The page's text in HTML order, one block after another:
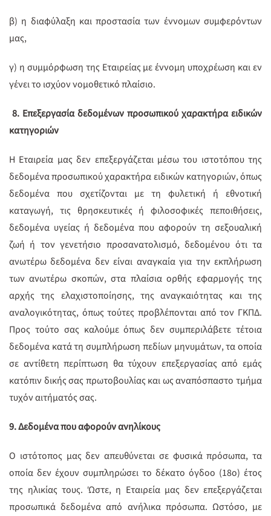
β) η διαφύλαξη και προστασία των έννομων συμφερόντων
μας,
γ) η συμμόρφωση της Εταιρείας με έννομη υποχρέωση και εν
γένει το ισχύον νομοθετικό πλαίσιο.
8. Επεξεργασία δεδομένων προσωπικού χαρακτήρα ειδικών
κατηγοριών
Η Εταιρεία μας δεν επεξεργάζεται μέσω του ιστοτόπου της
δεδομένα προσωπικού χαρακτήρα ειδικών κατηγοριών, όπως
δεδομένα που σχετίζονται με τη φυλετική ή εθνοτική
καταγωγή, τις θρησκευτικές ή φιλοσοφικές πεποιθήσεις,
δεδομένα υγείας ή δεδομένα που αφορούν τη σεξουαλική
ζωή ή τον γενετήσιο προσανατολισμό, δεδομένου ότι τα
ανωτέρω δεδομένα δεν είναι αναγκαία για την εκπλήρωση
των ανωτέρω σκοπών, στα πλαίσια ορθής εφαρμογής της
αρχής της ελαχιστοποίησης, της αναγκαιότητας και της
αναλογικότητας, όπως τούτες προβλέπονται από τον ΓΚΠΔ.
Προς τούτο σας καλούμε όπως δεν συμπεριλάβετε τέτοια
δεδομένα κατά τη συμπλήρωση πεδίων μηνυμάτων, τα οποία
σε αντίθετη περίπτωση θα τύχουν επεξεργασίας από εμάς
κατόπιν δικής σας πρωτοβουλίας και ως αναπόσπαστο τμήμα
τυχόν αιτήματός σας.
9.Δεδομένα που αφορούν ανηλίκους
Ο ιστότοπος μας δεν απευθύνεται σε φυσικά πρόσωπα, τα
οποία δεν έχουν συμπληρώσει το δέκατο όγδοο (18ο) έτος
της ηλικίας τους. Ώστε, η Εταιρεία μας δεν επεξεργάζεται
προσωπικά δεδομένα από ανήλικα πρόσωπα. Ωστόσο, με